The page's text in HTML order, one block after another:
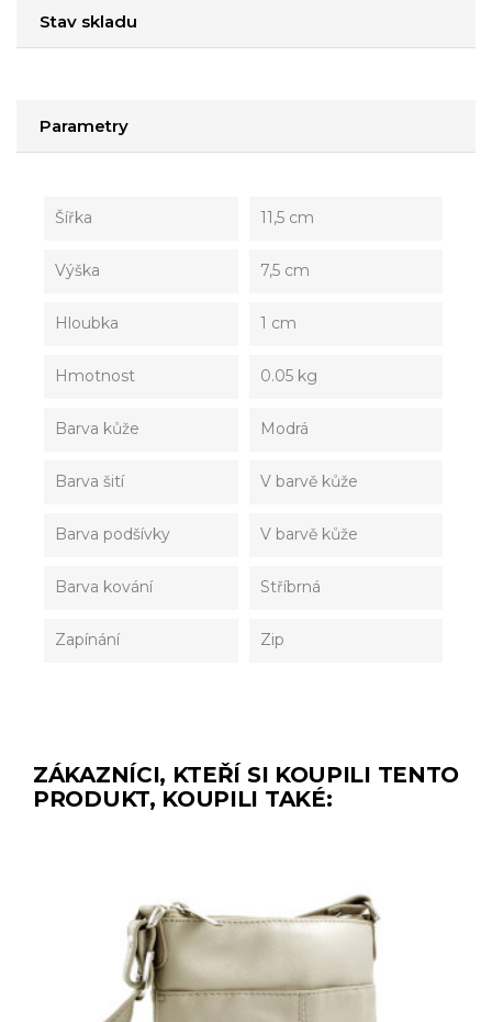
Stav skladu
Parametry
Šířka 11,5 cm
Výška 7,5 cm
Hloubka 1 cm
Hmotnost 0.05 kg
Barva kůže Modrá
Barva šití V barvě kůže
Barva podšívky V barvě kůže
Barva kování Stříbrná
Zapínání Zip
ZÁKAZNÍCI, KTEŘÍ SI KOUPILI TENTO
PRODUKT, KOUPILI TAKÉ: